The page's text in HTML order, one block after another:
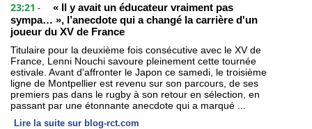
23:21 -
« Il y avait un éducateur vraiment pas
sympa… », l’anecdote qui a changé la carrière d'un
joueur du XV de France
Titulaire pour la deuxième fois consécutive avec le XV de
France, Lenni Nouchi savoure pleinement cette tournée
estivale. Avant d'affronter le Japon ce samedi, le troisième
ligne de Montpellier est revenu sur son parcours, de ses
premiers pas dans le rugby à son retour en sélection, en
passant par une étonnante anecdote qui a marqué ...
Lire la suite sur blog-rct.com